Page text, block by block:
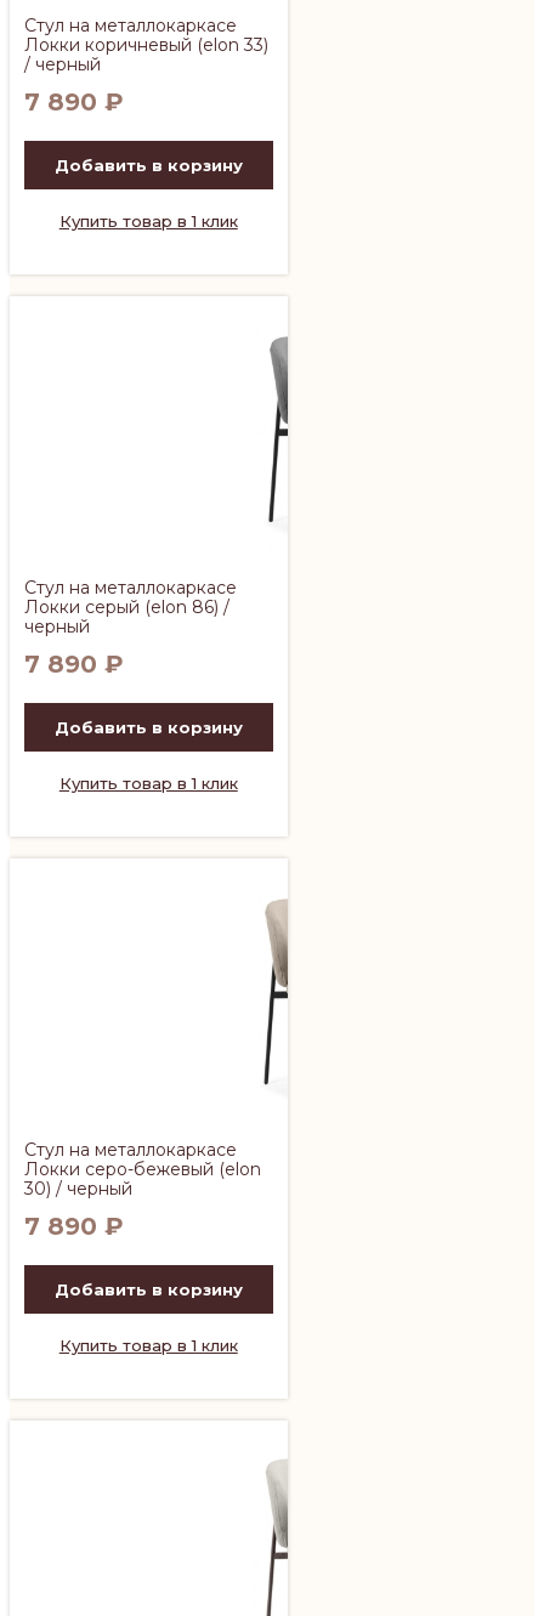
Стул на металлокаркасе
Локки коричневый (elon 33)
/ черный
7 890 ₽
Добавить в корзину
Купить товар в 1 клик
Стул на металлокаркасе
Локки серый (elon 86) /
черный
7 890 ₽
Добавить в корзину
Купить товар в 1 клик
Стул на металлокаркасе
Локки серо-бежевый (elon
30) / черный
7 890 ₽
Добавить в корзину
Купить товар в 1 клик